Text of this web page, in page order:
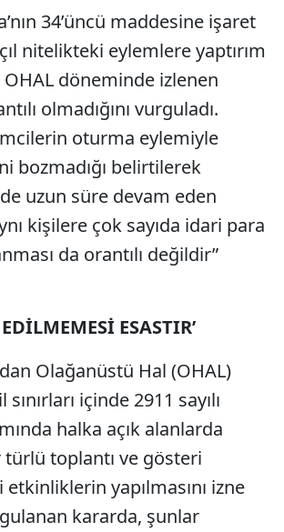
34’üncü maddesine işaret
nitelikteki eylemlere yaptırım
döneminde izlenen
olmadığını vurguladı.
oturma eylemiyle
bozmadığı belirtilerek
uzun süre devam eden
kişilere çok sayıda idari para
da orantılı değildir”
ESASTIR’
Olağanüstü Hal (OHAL)
içinde 2911 sayılı
halka açık alanlarda
türlü toplantı ve gösteri
yapılmasını izne
kararda, şunlar